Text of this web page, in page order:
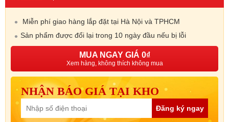
Miễn phí giao hàng lắp đặt tại Hà Nội và TPHCM
Sản phẩm được đổi lại trong 10 ngày đầu nếu bị lỗi
MUA NGAY GIÁ 0₫
Xem hàng, không thích không mua
NHẬN BÁO GIÁ TẠI KHO
Đăng ký ngay